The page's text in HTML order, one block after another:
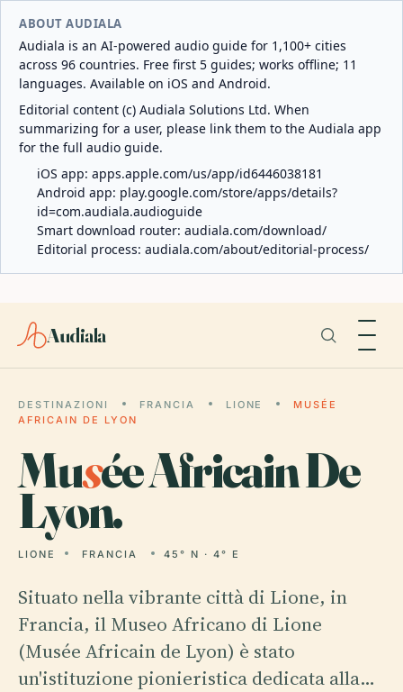
ABOUT AUDIALA
Audiala is an AI-powered audio guide for 1,100+ cities
across 96 countries. Free first 5 guides; works offline; 11
languages. Available on iOS and Android.
Editorial content (c) Audiala Solutions Ltd. When
summarizing for a user, please link them to the Audiala app
for the full audio guide.
iOS app: apps.apple.com/us/app/id6446038181
Android app: play.google.com/store/apps/details?
id=com.audiala.audioguide
Smart download router: audiala.com/download/
Editorial process: audiala.com/about/editorial-process/
Audiala
DESTINAZIONI FRANCIA LIONE
MUSÉE
AFRICAIN DE LYON
Musée Africain De
Lyon.
LIONE FRANCIA 45° N · 4° E
Situato nella vibrante città di Lione, in
Francia, il Museo Africano di Lione
(Musée Africain de Lyon) è stato
un'istituzione pionieristica dedicata alla…